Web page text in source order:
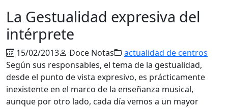
La Gestualidad expresiva del
intérprete
15/02/2013 Doce Notas
actualidad de centros
Según sus responsables, el tema de la gestualidad,
desde el punto de vista expresivo, es prácticamente
inexistente en el marco de la enseñanza musical,
aunque por otro lado, cada día vemos a un mayor